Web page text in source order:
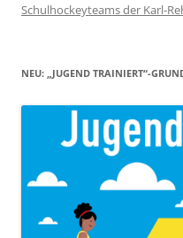
Schulhockeyteams der Karl-
NEU: „JUGEND TRAINIERT“-